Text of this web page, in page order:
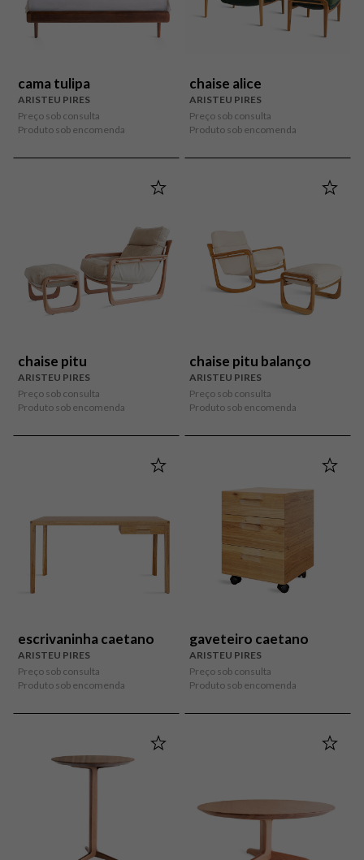
cama tulipa
ARISTEU PIRES
Preço sob consulta
Produto sob encomenda
chaise alice
ARISTEU PIRES
Preço sob consulta
Produto sob encomenda
chaise pitu
ARISTEU PIRES
Preço sob consulta
Produto sob encomenda
chaise pitu balanço
ARISTEU PIRES
Preço sob consulta
Produto sob encomenda
escrivaninha caetano
ARISTEU PIRES
Preço sob consulta
Produto sob encomenda
gaveteiro caetano
ARISTEU PIRES
Preço sob consulta
Produto sob encomenda